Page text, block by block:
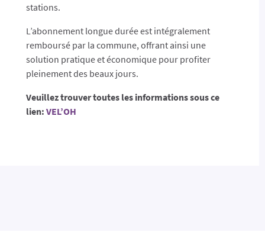
stations.
L’abonnement longue durée est intégralement
remboursé par la commune, offrant ainsi une
solution pratique et économique pour profiter
pleinement des beaux jours.
Veuillez trouver toutes les informations sous ce
lien: VEL’OH